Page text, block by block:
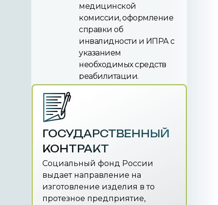
медицинской
комиссии, оформление
справки об
инвалидности и ИПРА с
указанием
необходимых средств
реабилитации.
Социальный фонд России
выдает направление на
изготовление изделия в то
протезное предприятие,
ГОСУДАРСТВЕННЫЙ
КОНТРАКТ